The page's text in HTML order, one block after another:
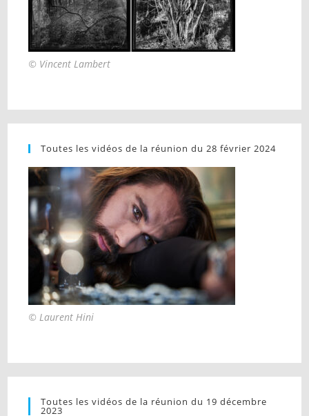
© Vincent Lambert
Toutes les vidéos de la réunion du 28 février 2024
© Laurent Hini
Toutes les vidéos de la réunion du 19 décembre
2023